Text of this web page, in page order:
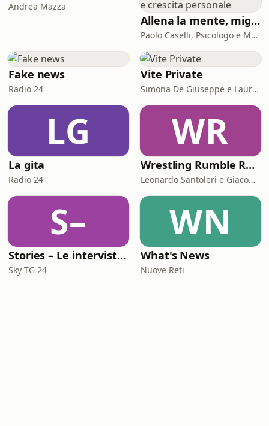
Andrea Mazza
Allena la mente, migliora la tua vita. Psicologia, mental training e crescita personale
Paolo Caselli, Psicologo e Mental Trainer
Fake news
Radio 24
Vite Private
Simona De Giuseppe e Laura Marinaro
LG
La gita
Radio 24
WR
Wrestling Rumble Room Podcast
Leonardo Santoleri e Giacomo Toniaccini
S–
Stories – Le interviste di Omar Schillaci
Sky TG 24
WN
What's News
Nuove Reti